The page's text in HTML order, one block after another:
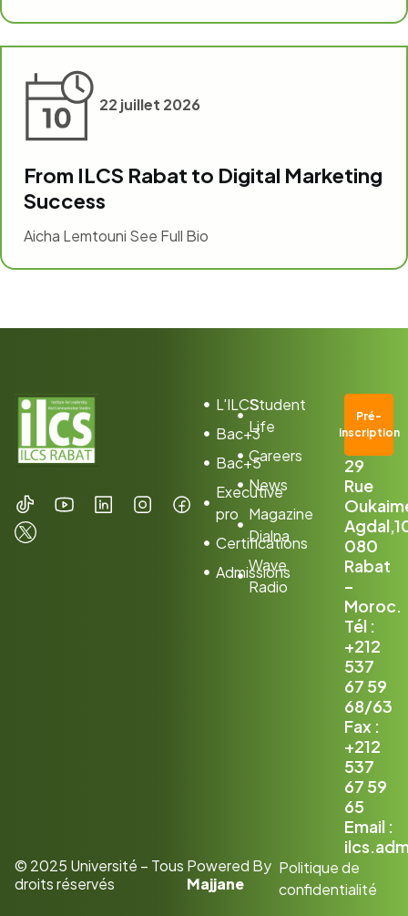
22 juillet 2026
From ILCS Rabat to Digital Marketing
Success
Aicha Lemtouni See Full Bio
L'ILCS
Bac+3
Bac+5
Executive
pro
Certifications
Admissions
Student
Life
Careers
News
Magazine
Dialna
Wave
Radio
Pré-
inscription
29
Rue
080
Rabat
–
Moroc.
Tél :
+212
537
67 59
68/63
Fax :
+212
537
67 59
65
Email :
© 2025 Université – Tous
droits réservés
Powered By
Majjane
Politique de
confidentialité